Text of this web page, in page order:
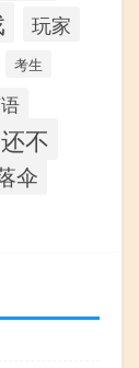
玩家
考生
还不
伞